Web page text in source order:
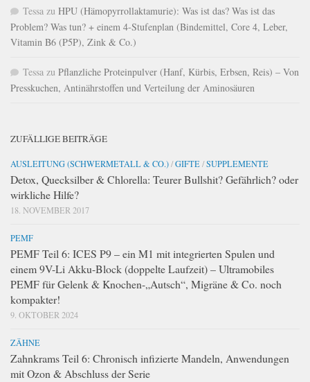
Tessa zu HPU (Hämopyrrollaktamurie): Was ist das? Was ist das
Problem? Was tun? + einem 4-Stufenplan (Bindemittel, Core 4, Leber,
Vitamin B6 (P5P), Zink & Co.)
Tessa zu Pflanzliche Proteinpulver (Hanf, Kürbis, Erbsen, Reis) – Von
Presskuchen, Antinährstoffen und Verteilung der Aminosäuren
ZUFÄLLIGE BEITRÄGE
AUSLEITUNG (SCHWERMETALL & CO.)/GIFTE/SUPPLEMENTE
Detox, Quecksilber & Chlorella: Teurer Bullshit? Gefährlich? oder
wirkliche Hilfe?
18. NOVEMBER 2017
PEMF
PEMF Teil 6: ICES P9 – ein M1 mit integrierten Spulen und
einem 9V-Li Akku-Block (doppelte Laufzeit) – Ultramobiles
PEMF für Gelenk & Knochen-„Autsch“, Migräne & Co. noch
kompakter!
9. OKTOBER 2024
ZÄHNE
Zahnkrams Teil 6: Chronisch infizierte Mandeln, Anwendungen
mit Ozon & Abschluss der Serie